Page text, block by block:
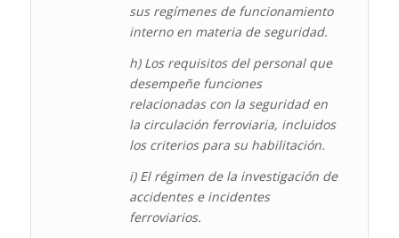
sus regímenes de funcionamiento
interno en materia de seguridad.
h) Los requisitos del personal que
desempeñe funciones
relacionadas con la seguridad en
la circulación ferroviaria, incluidos
los criterios para su habilitación.
i) El régimen de la investigación de
accidentes e incidentes
ferroviarios.